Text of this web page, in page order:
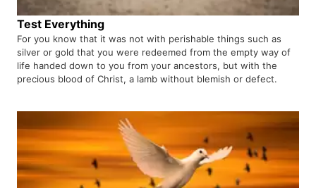
Test Everything
For you know that it was not with perishable things such as
silver or gold that you were redeemed from the empty way of
life handed down to you from your ancestors, but with the
precious blood of Christ, a lamb without blemish or defect.